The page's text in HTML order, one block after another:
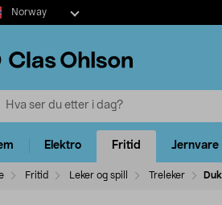
Norway
Elektro Fritid Jernvare
Fritid Leker og spill Treleker